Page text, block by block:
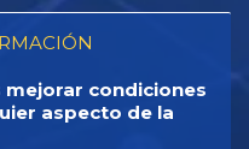
mejorar condiciones
aspecto de la